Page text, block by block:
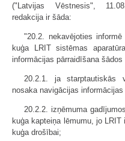
("Latvijas Vēstnesis",
redakcija ir šāda:
"20.2. nekavējoties
kuģa LRIT sistēmas
informācijas pārraidīšana šādos
20.2.1. ja starptautiskās
nosaka navigācijas
20.2.2. izņēmuma
kuģa kapteiņa lēmumu, jo
kuģa drošībai;